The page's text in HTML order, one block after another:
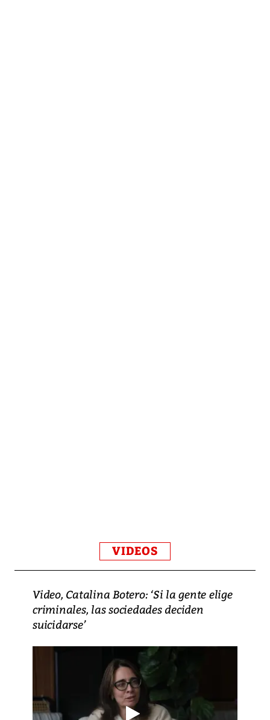
VIDEOS
Video, Catalina Botero: ‘Si la gente elige
criminales, las sociedades deciden
suicidarse’